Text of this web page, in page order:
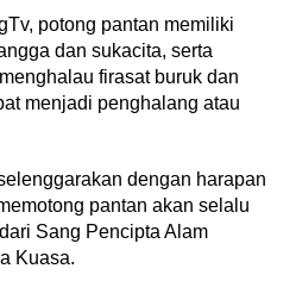
potong pantan memiliki
dan sukacita, serta
firasat buruk dan
menjadi penghalang atau
dengan harapan
pantan akan selalu
Sang Pencipta Alam
Kuasa.